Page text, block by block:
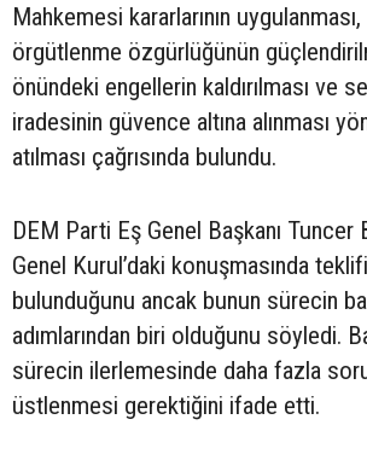
Mahkemesi kararlarının
örgütlenme özgürlüğünün
önündeki engellerin kaldırılması ve
iradesinin güvence altına alınması
atılması çağrısında bulundu.
DEM Parti Eş Genel Başkanı Tuncer
Genel Kurul’daki konuşmasında
bulunduğunu ancak bunun sürecin
adımlarından biri olduğunu söyledi.
sürecin ilerlemesinde daha fazla
üstlenmesi gerektiğini ifade etti.